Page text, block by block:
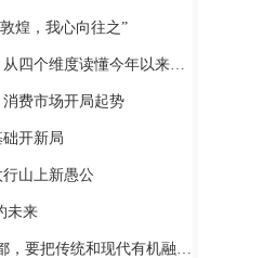
煌，我心向往之”
维度读懂今年以来中国元首外交
费市场开局起势
开新局
山上新愚公
未来
把传统和现代有机融合在一起”